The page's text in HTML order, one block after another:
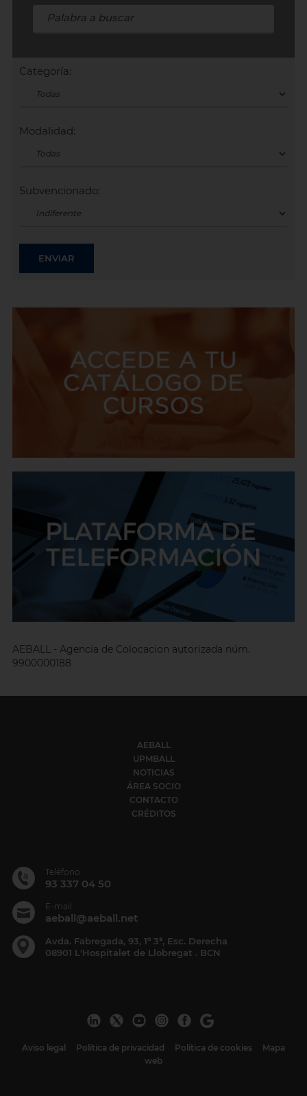
Categoría:
Modalidad:
Subvencionado:
AEBALL - Agencia de Colocacion autorizada núm.
9900000188
AEBALL
UPMBALL
NOTICIAS
ÁREA SOCIO
CONTACTO
CRÉDITOS
Teléfono
93 337 04 50
E-mail
aeball@aeball.net
Avda. Fabregada, 93, 1º 3ª, Esc. Derecha
08901 L'Hospitalet de Llobregat . BCN
Aviso legal Política de privacidad Política de cookies
Mapa
web